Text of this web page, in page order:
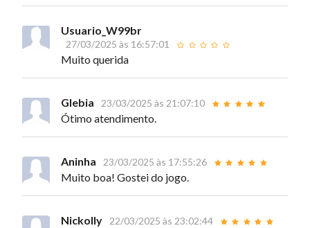
Usuario_W99br
27/03/2025 às 16:57:01
Muito querida
Glebia 23/03/2025 às 21:07:10
Ótimo atendimento.
Aninha 23/03/2025 às 17:55:26
Muito boa! Gostei do jogo.
Nickolly 22/03/2025 às 23:02:44